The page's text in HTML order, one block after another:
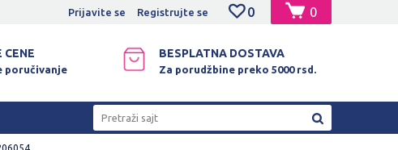
SIGURNO PLAĆANJE PLATNIM KARTICAMA! 0
0
Prijavite se Registrujte se
CENE
poručivanje
BESPLATNA DOSTAVA
Za porudžbine preko 5000 rsd.
Pretraži sajt